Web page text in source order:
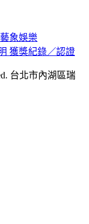
象娛樂
獲獎紀錄／認證
台北市內湖區瑞